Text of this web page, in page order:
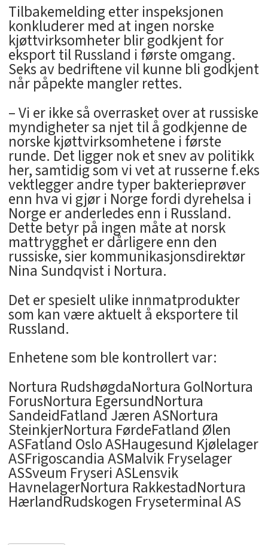
Tilbakemelding etter inspeksjonen
konkluderer med at ingen norske
kjøttvirksomheter blir godkjent for
eksport til Russland i første omgang.
Seks av bedriftene vil kunne bli godkjent
når påpekte mangler rettes.
– Vi er ikke så overrasket over at russiske
myndigheter sa njet til å godkjenne de
norske kjøttvirksomhetene i første
runde. Det ligger nok et snev av politikk
her, samtidig som vi vet at russerne f.eks
vektlegger andre typer bakterieprøver
enn hva vi gjør i Norge fordi dyrehelsa i
Norge er anderledes enn i Russland.
Dette betyr på ingen måte at norsk
mattrygghet er dårligere enn den
russiske, sier kommunikasjonsdirektør
Nina Sundqvist i Nortura.
Det er spesielt ulike innmatprodukter
som kan være aktuelt å eksportere til
Russland.
Enhetene som ble kontrollert var:
Nortura RudshøgdaNortura GolNortura
ForusNortura EgersundNortura
SandeidFatland Jæren ASNortura
SteinkjerNortura FørdeFatland Ølen
ASFatland Oslo ASHaugesund Kjølelager
ASFrigoscandia ASMalvik Fryselager
ASSveum Fryseri ASLensvik
HavnelagerNortura RakkestadNortura
HærlandRudskogen Fryseterminal AS